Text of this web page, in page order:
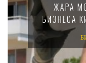
ЖАРА
БИЗНЕСА